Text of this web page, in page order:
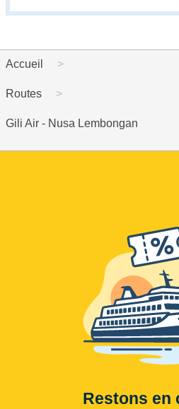
Accueil
Routes
Gili Air - Nusa Lembongan
Restons